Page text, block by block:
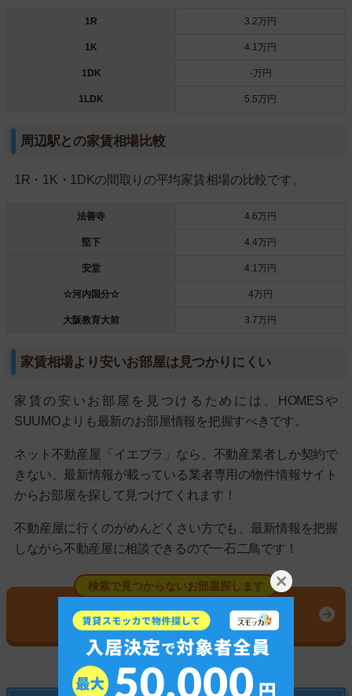
1R 3.2万円
1K 4.1万円
1DK -万円
1LDK 5.5万円
周辺駅との家賃相場比較
1R・1K・1DKの間取りの平均家賃相場の比較です。
法善寺 4.6万円
堅下 4.4万円
安堂 4.1万円
☆河内国分☆ 4万円
大阪教育大前 3.7万円
家賃相場より安いお部屋は見つかりにくい
家賃の安いお部屋を見つけるためには、HOMESや
SUUMOよりも最新のお部屋情報を把握すべきです。
ネット不動産屋「イエプラ」なら、不動産業者しか契約で
きない、最新情報が載っている業者専用の物件情報サイト
からお部屋を探して見つけてくれます！
不動産屋に行くのがめんどくさい方でも、最新情報を把握
しながら不動産屋に相談できるので一石二鳥です！
検索で見つからないお部屋探します
イエプラの公式サイトはこちら